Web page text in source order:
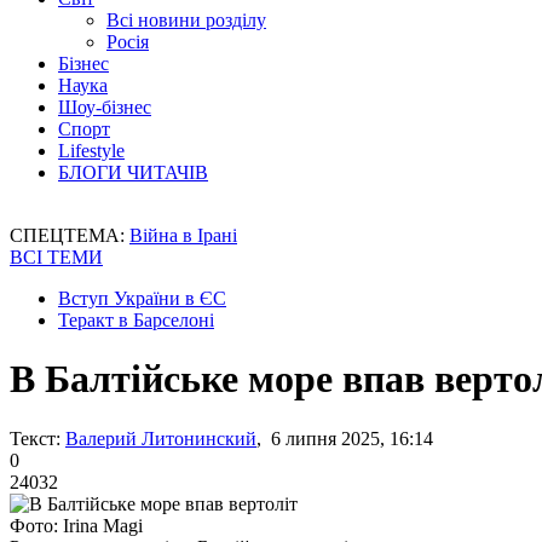
Всі новини розділу
Росія
Бізнес
Наука
Шоу-бізнес
Спорт
Lifestyle
БЛОГИ ЧИТАЧІВ
СПЕЦТЕМА: Війна в Ірані
ВСІ ТЕМИ
Вступ України в ЄС
Теракт в Барселоні
В Балтійське море впав
Текст: Валерий Литонинский, 6 липня 2025, 16:14
0
24032
Фото: Irina Magi